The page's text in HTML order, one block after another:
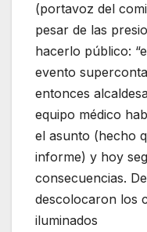
(portavoz del
pesar de las
hacerlo público:
evento
entonces
equipo médico
el asunto (hecho
informe) y hoy
consecuencias.
descolocaron los
iluminados